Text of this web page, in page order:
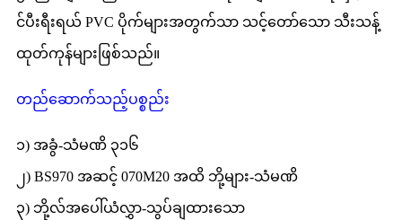
င်ပီးရီးရယ် PVC ပိုက်များအတွက်သာ သင့်တော်သော သီးသန့်
ထုတ်ကုန်များဖြစ်သည်။
တည်ဆောက်သည့်ပစ္စည်း
၁) အခွံ-သံမဏိ ၃၁၆
၂) BS970 အဆင့် 070M20 အထိ ဘို့များ-သံမဏိ
၃) ဘို့လ်အပေါ်ယံလွှာ-သွပ်ချထားသော